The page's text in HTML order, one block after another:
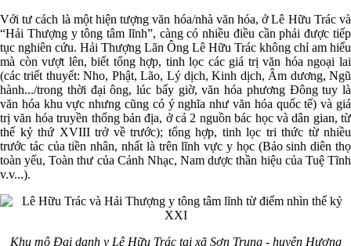
Với tư cách là một hiện tượng văn hóa/nhà văn hóa, ở Lê Hữu Trác và
“Hải Thượng y tông tâm lĩnh”, càng có nhiều điều cần phải được tiếp
tục nghiên cứu. Hải Thượng Lãn Ông Lê Hữu Trác không chỉ am hiểu
mà còn vượt lên, biết tổng hợp, tinh lọc các giá trị văn hóa ngoại lai
(các triết thuyết: Nho, Phật, Lão, Lý dịch, Kinh dịch, Âm dương, Ngũ
hành.../trong thời đại ông, lúc bấy giờ, văn hóa phương Đông tuy là
văn hóa khu vực nhưng cũng có ý nghĩa như văn hóa quốc tế) và giá
trị văn hóa truyền thống bản địa, ở cả 2 nguồn bác học và dân gian, từ
thế kỷ thứ XVIII trở về trước); tổng hợp, tinh lọc tri thức từ nhiều
trước tác của tiền nhân, nhất là trên lĩnh vực y học (Bảo sinh diên thọ
toàn yếu, Toàn thư của Cảnh Nhạc, Nam dược thần hiệu của Tuệ Tĩnh
v.v...).
Khu mô Đại danh y Lê Hữu Trác tại xã Sơn Trung - huyện Hương